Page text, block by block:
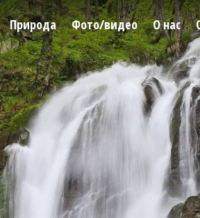
Природа Фото/видео О нас